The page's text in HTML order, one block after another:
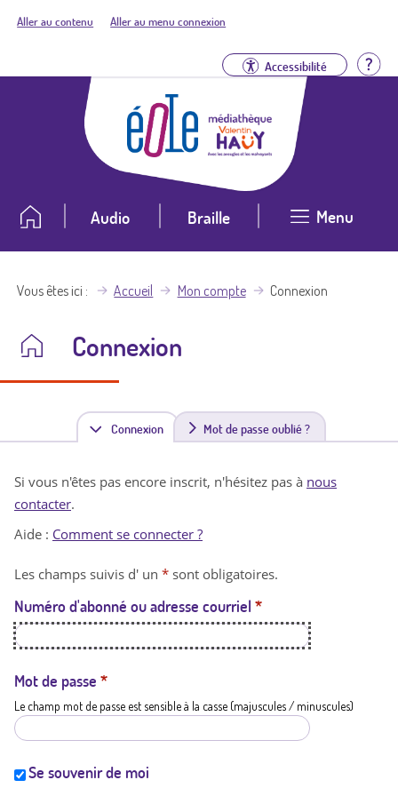
Aller au contenu Aller au menu connexion
Accessibilité
Audio Braille Menu
Vous êtes ici Accueil Mon compte Connexion
Connexion
Connexion(
n
t
a
t
i
Mot de passe oublié ?
Si vous n'êtes pas encore inscrit, n'hésitez pas à nous
contacter.
Aide : Comment se connecter ?
Les champs suivis d' un * sont obligatoires.
Numéro d'abonné ou adresse courriel *
Mot de passe *
Le champ mot de passe est sensible à la casse (majuscules / minuscules)
Se souvenir de moi